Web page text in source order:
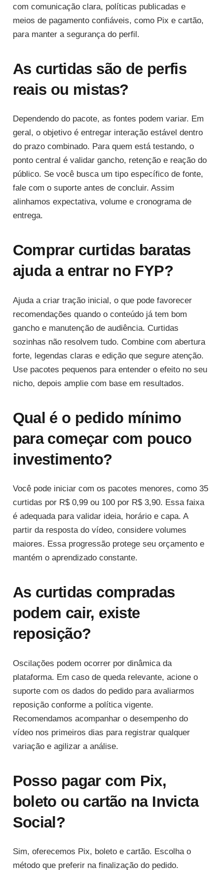
com comunicação clara, políticas publicadas e
meios de pagamento confiáveis, como Pix e cartão,
para manter a segurança do perfil.
As curtidas são de perfis
reais ou mistas?
Dependendo do pacote, as fontes podem variar. Em
geral, o objetivo é entregar interação estável dentro
do prazo combinado. Para quem está testando, o
ponto central é validar gancho, retenção e reação do
público. Se você busca um tipo específico de fonte,
fale com o suporte antes de concluir. Assim
alinhamos expectativa, volume e cronograma de
entrega.
Comprar curtidas baratas
ajuda a entrar no FYP?
Ajuda a criar tração inicial, o que pode favorecer
recomendações quando o conteúdo já tem bom
gancho e manutenção de audiência. Curtidas
sozinhas não resolvem tudo. Combine com abertura
forte, legendas claras e edição que segure atenção.
Use pacotes pequenos para entender o efeito no seu
nicho, depois amplie com base em resultados.
Qual é o pedido mínimo
para começar com pouco
investimento?
Você pode iniciar com os pacotes menores, como 35
curtidas por R$ 0,99 ou 100 por R$ 3,90. Essa faixa
é adequada para validar ideia, horário e capa. A
partir da resposta do vídeo, considere volumes
maiores. Essa progressão protege seu orçamento e
mantém o aprendizado constante.
As curtidas compradas
podem cair, existe
reposição?
Oscilações podem ocorrer por dinâmica da
plataforma. Em caso de queda relevante, acione o
suporte com os dados do pedido para avaliarmos
reposição conforme a política vigente.
Recomendamos acompanhar o desempenho do
vídeo nos primeiros dias para registrar qualquer
variação e agilizar a análise.
Posso pagar com Pix,
boleto ou cartão na Invicta
Social?
Sim, oferecemos Pix, boleto e cartão. Escolha o
método que preferir na finalização do pedido.